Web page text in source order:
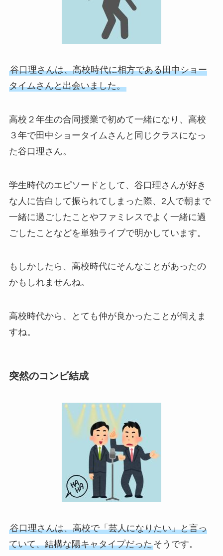
谷口理さんは、高校時代に相方である田中ショー
タイムさんと出会いました。
高校２年生の合同授業で初めて一緒になり、高校
３年で田中ショータイムさんと同じクラスになっ
た谷口理さん。
学生時代のエピソードとして、谷口理さんが好き
な人に告白して振られてしまった際、2人で朝まで
一緒に過ごしたことやファミレスでよく一緒に過
ごしたことなどを単独ライブで明かしています。
もしかしたら、高校時代にそんなことがあったの
かもしれませんね。
高校時代から、とても仲が良かったことが伺えま
すね。
突然のコンビ結成
谷口理さんは、高校で「芸人になりたい」と言っ
ていて、結構な陽キャタイプだったそうです。